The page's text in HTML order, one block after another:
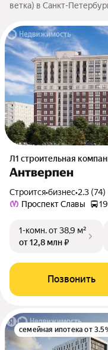
ветка) в Санкт-
Л1 cтроительная
Антверпен
Строится•бизнес•2.3 (74)
Проспект Славы
1-комн.от 38,9 м²
от 12,8 млн ₽
Позвонить
семейная ипотека от